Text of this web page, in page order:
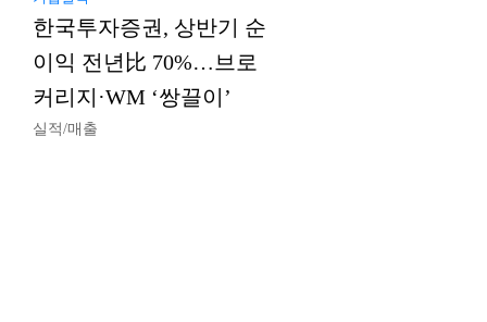
한국투자증권, 상반기 순
이익 전년比 70%…브로
커리지·WM ‘쌍끌이’
실적/매출